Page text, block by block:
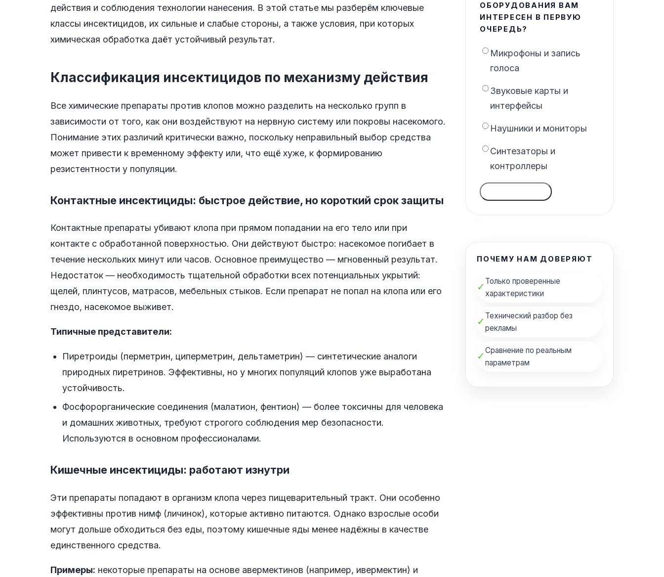
действия и соблюдения технологии нанесения. В этой статье мы разберём ключевые
классы инсектицидов, их сильные и слабые стороны, а также условия, при которых
химическая обработка даёт устойчивый результат.
Классификация инсектицидов по механизму действия
Все химические препараты против клопов можно разделить на несколько групп в
зависимости от того, как они воздействуют на нервную систему или покровы насекомого.
Понимание этих различий критически важно, поскольку неправильный выбор средства
может привести к временному эффекту или, что ещё хуже, к формированию
резистентности у популяции.
Контактные инсектициды: быстрое действие, но короткий срок защиты
Контактные препараты убивают клопа при прямом попадании на его тело или при
контакте с обработанной поверхностью. Они действуют быстро: насекомое погибает в
течение нескольких минут или часов. Основное преимущество — мгновенный результат.
Недостаток — необходимость тщательной обработки всех потенциальных укрытий:
щелей, плинтусов, матрасов, мебельных стыков. Если препарат не попал на клопа или его
гнездо, насекомое выживет.
Типичные представители:
Пиретроиды (перметрин, циперметрин, дельтаметрин) — синтетические аналоги
природных пиретринов. Эффективны, но у многих популяций клопов уже выработана
устойчивость.
Фосфорорганические соединения (малатион, фентион) — более токсичны для человека
и домашних животных, требуют строгого соблюдения мер безопасности.
Используются в основном профессионалами.
Кишечные инсектициды: работают изнутри
Эти препараты попадают в организм клопа через пищеварительный тракт. Они особенно
эффективны против нимф (личинок), которые активно питаются. Однако взрослые особи
могут дольше обходиться без еды, поэтому кишечные яды менее надёжны в качестве
единственного средства.
Примеры: некоторые препараты на основе авермектинов (например, ивермектин) и
ОБОРУДОВАНИЯ ВАМ
ИНТЕРЕСЕН В ПЕРВУЮ
ОЧЕРЕДЬ?
Микрофоны и запись
голоса
Звуковые карты и
интерфейсы
Наушники и мониторы
Синтезаторы и
контроллеры
ПОЧЕМУ НАМ ДОВЕРЯЮТ
✓ Только проверенные
характеристики
✓ Технический разбор без
рекламы
✓Сравнение по реальным
параметрам